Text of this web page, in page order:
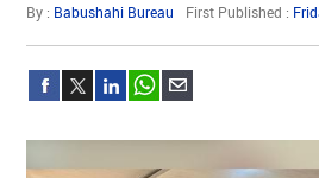
By : Babushahi Bureau First Published :